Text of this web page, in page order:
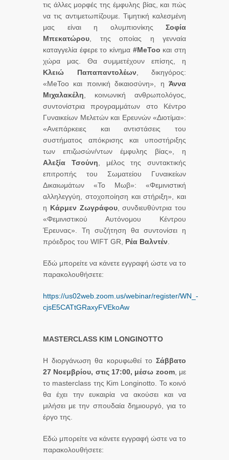
τις άλλες μορφές της έμφυλης βίας, και πώς
να τις αντιμετωπίζουμε. Τιμητική καλεσμένη
μας είναι η ολυμπιονίκης Σοφία
Μπεκατώρου, της οποίας η γενναία
καταγγελία έφερε το κίνημα #MeToo και στη
χώρα μας. Θα συμμετέχουν επίσης, η
Κλειώ Παπαπαντολέων, δικηγόρος:
«MeToo και ποινική δικαιοσύνη», η Άννα
Μιχαλακέλη, κοινωνική ανθρωπολόγος,
συντονίστρια προγραμμάτων στο Κέντρο
Γυναικείων Μελετών και Ερευνών «Διοτίμα»:
«Ανεπάρκειες και αντιστάσεις του
συστήματος απόκρισης και υποστήριξης
των επιζωσών/ντων έμφυλης βίας», η
Αλεξία Τσούνη, μέλος της συντακτικής
επιτροπής του Σωματείου Γυναικείων
Δικαιωμάτων «Το Μωβ»: «Φεμινιστική
αλληλεγγύη, στοχοποίηση και στήριξη», και
η Κάρμεν Ζωγράφου, συνδιευθύντρια του
«Φεμινιστικού Αυτόνομου Κέντρου
Έρευνας». Τη συζήτηση θα συντονίσει η
πρόεδρος του WIFT GR, Ρέα Βαλντέν.
Εδώ μπορείτε να κάνετε εγγραφή ώστε να το
παρακολουθήσετε:
https://us02web.zoom.us/webinar/register/WN_-
cjsE5CATtGRaxyFVEkoAw
MASTERCLASS KIM LONGINOTTO
Η διοργάνωση θα κορυφωθεί τοΣάββατο
27 Νοεμβρίου, στις 17:00, μέσω zoom, με
το masterclass της Kim Longinotto. Το κοινό
θα έχει την ευκαιρία να ακούσει και να
μιλήσει με την σπουδαία δημιουργό, για το
έργο της.
Εδώ μπορείτε να κάνετε εγγραφή ώστε να το
παρακολουθήσετε: